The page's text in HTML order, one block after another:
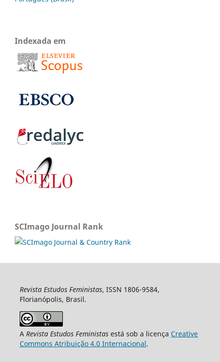
Indexada em
SCImago Journal Rank
Revista Estudos Feministas, ISSN 1806-9584,
Florianópolis, Brasil.
A Revista Estudos Feministasestá sob a licença Creative
Commons Atribuição 4.0 Internacional.